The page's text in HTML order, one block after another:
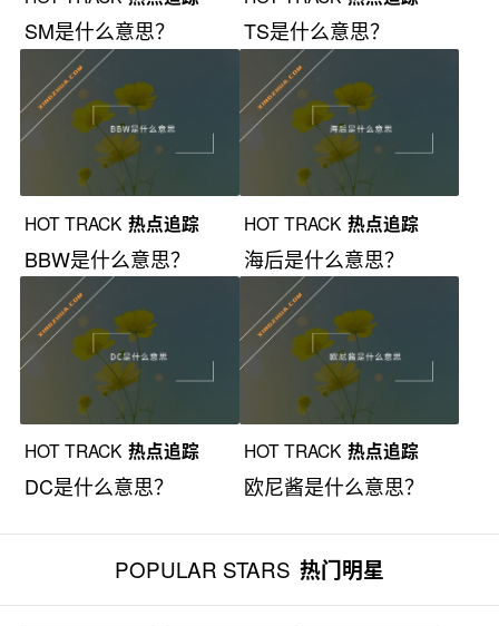
SM是什么意思？ TS是什么意思？
HOT TRACK 热点追踪
BBW是什么意思？
HOT TRACK 热点追踪
海后是什么意思？
HOT TRACK 热点追踪
DC是什么意思？
HOT TRACK 热点追踪
欧尼酱是什么意思？
POPULAR STARS 热门明星